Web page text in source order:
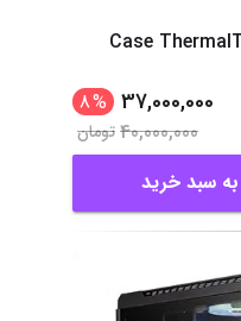
Case
37,000,000
%
8
40,000,000تومان
سبد خرید